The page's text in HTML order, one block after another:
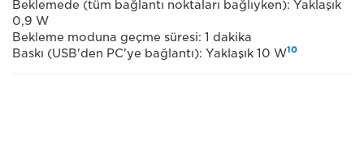
Beklemede (tüm bağlantı noktaları bağlıyken): Yaklaşık
0,9 W
Bekleme moduna geçme süresi: 1 dakika
Baskı (USB'den PC'ye bağlantı): Yaklaşık 10 W10